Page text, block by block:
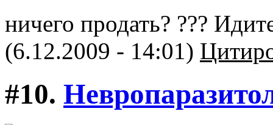
ничего продать? ???
(6.12.2009 - 14:01)
#10.